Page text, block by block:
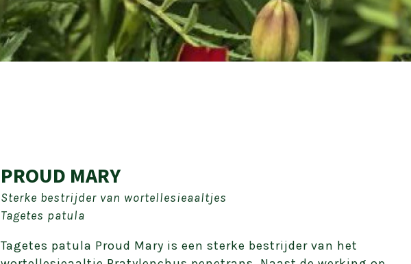
PROUD MARY
Sterke bestrijder van wortellesieaaltjes
Tagetes patula
Tagetes patula Proud Mary is een sterke bestrijder van het